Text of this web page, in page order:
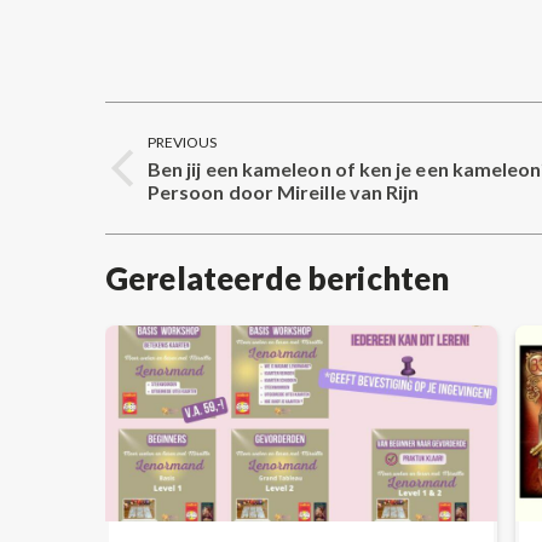
Post
navigation
PREVIOUS
Previous
Ben jij een kameleon of ken je een
Persoon door Mireille van Rijn
Gerelateerde berichten